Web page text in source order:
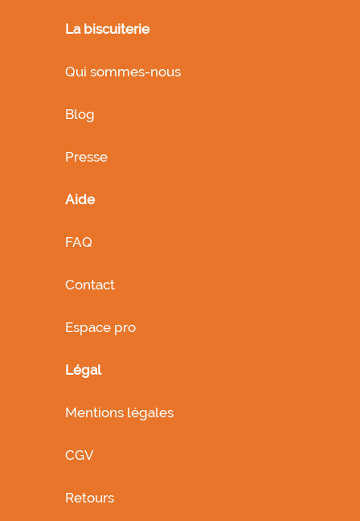
La biscuiterie
Qui sommes-nous
Blog
Presse
Aide
FAQ
Contact
Espace pro
Légal
Mentions légales
CGV
Retours